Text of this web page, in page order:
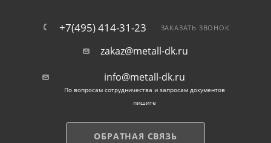
Металлические оголовки должны
устанавливаться на одном уровне. Иначе
нагрузкам уменьшается.
На нашем сайте вы можете приобрести прокат с
доставкой по Серпухову.
+7(495) 414-31-23 ЗАКАЗАТЬ ЗВОНОК
zakaz@metall-dk.ru
info@metall-dk.ru
По вопросам сотрудничества и запросам документов
пишите
ОБРАТНАЯ СВЯЗЬ